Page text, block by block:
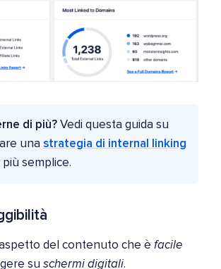
di più? Vedi questa guida su
una strategia di internal linking
semplice.
del contenuto che è facile
su schermi digitali.